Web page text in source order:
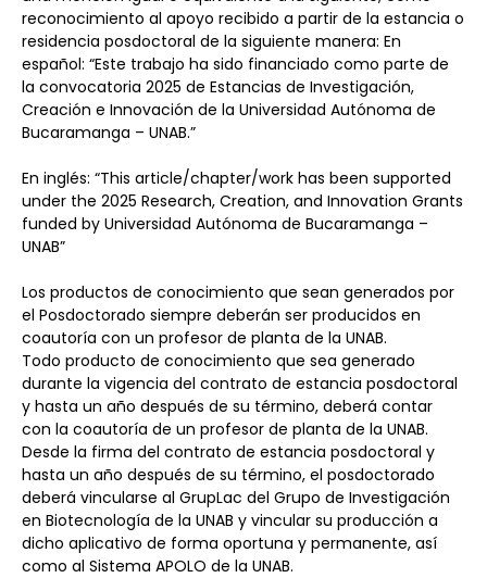
reconocimiento al apoyo recibido a partir de la estancia o
residencia posdoctoral de la siguiente manera: En
español: “Este trabajo ha sido financiado como parte de
la convocatoria 2025 de Estancias de Investigación,
Creación e Innovación de la Universidad Autónoma de
Bucaramanga – UNAB.”
En inglés: “This article/chapter/work has been supported
under the 2025 Research, Creation, and Innovation Grants
funded by Universidad Autónoma de Bucaramanga –
UNAB”
Los productos de conocimiento que sean generados por
el Posdoctorado siempre deberán ser producidos en
coautoría con un profesor de planta de la UNAB.
Todo producto de conocimiento que sea generado
durante la vigencia del contrato de estancia posdoctoral
y hasta un año después de su término, deberá contar
con la coautoría de un profesor de planta de la UNAB.
Desde la firma del contrato de estancia posdoctoral y
hasta un año después de su término, el posdoctorado
deberá vincularse al GrupLac del Grupo de Investigación
en Biotecnología de la UNAB y vincular su producción a
dicho aplicativo de forma oportuna y permanente, así
como al Sistema APOLO de la UNAB.